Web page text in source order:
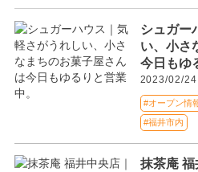
シュガー
い、小さ
今日もゆ
2023/02/24
#オープン情
#福井市内
抹茶庵